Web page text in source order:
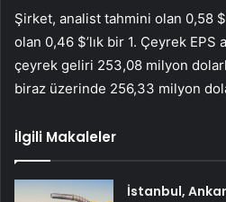
Şirket, analist tahmini olan 0,58
olan 0,46 $’lık bir 1. Çeyrek EPS
çeyrek geliri 253,08 milyon
biraz üzerinde 256,33 milyon
İlgili Makaleler
İstanbul,